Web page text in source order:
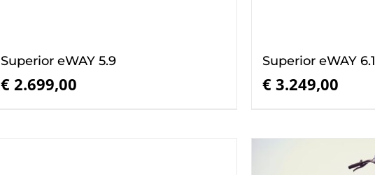
Superior eWAY 5.9
€ 2.699,00
Superior eWAY 6.1
€3.249,00